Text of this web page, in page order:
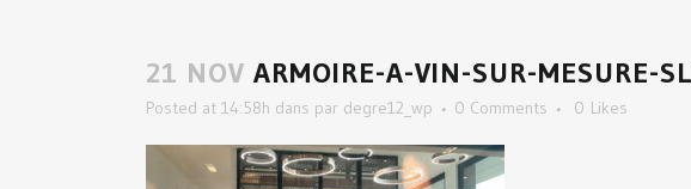
21 NOV ARMOIRE-A-VIN-SUR-MESURE-
Posted at 14:58h dans par degre12_wp 0 Comments 0 Likes